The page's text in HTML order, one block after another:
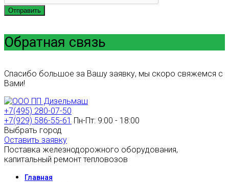
Отправить
Обратная связь
Спасибо большое за Вашу заявку, мы скоро свяжемся с
Вами!
+7(495) 280-07-50
+7(929) 586-55-61 Пн-Пт: 9:00 - 18:00
Выбрать город
Оставить заявку
Поставка железнодорожного оборудования,
капитальный ремонт тепловозов
Главная